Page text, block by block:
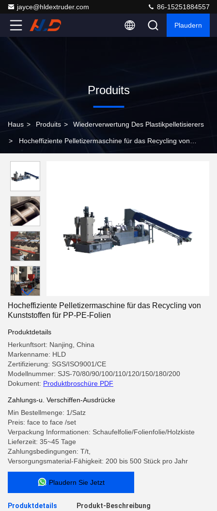
jayce@hldextruder.com 86-15251884557
Plaudern
Produits
Haus > Produits > Wiederverwertung Des Plastikpelletisierers
> Hocheffiziente Pelletizermaschine für das Recycling von
Hocheffiziente Pelletizermaschine für das Recycling von
Kunststoffen für PP-PE-Folien
Produktdetails
Herkunftsort: Nanjing, China
Markenname: HLD
Zertifizierung: SGS/ISO9001/CE
Modellnummer: SJS-70/80/90/100/110/120/150/180/200
Dokument: Produktbroschüre PDF
Zahlungs-u. Verschiffen-Ausdrücke
Min Bestellmenge: 1/Satz
Preis: face to face /set
Verpackung Informationen: Schaufelfolie/Folienfolie/Holzkiste
Lieferzeit: 35~45 Tage
Zahlungsbedingungen: T/t,
Versorgungsmaterial-Fähigkeit: 200 bis 500 Stück pro Jahr
Plaudern Sie Jetzt
Produktdetails Produkt-Beschreibung